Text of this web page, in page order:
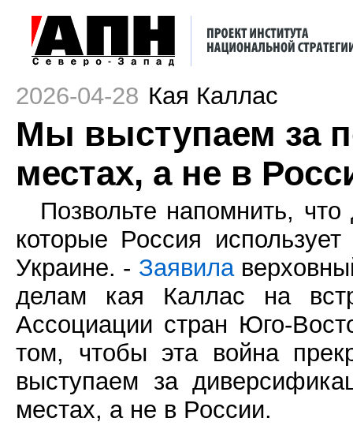
2026-04-28 Кая Каллас
Мы выступаем за
местах, а не в
Позвольте напомнить,
которые Россия
Украине. - Заявила
делам кая Каллас на
Ассоциации стран Юго-
том, чтобы эта война
выступаем за
местах, а не в России.